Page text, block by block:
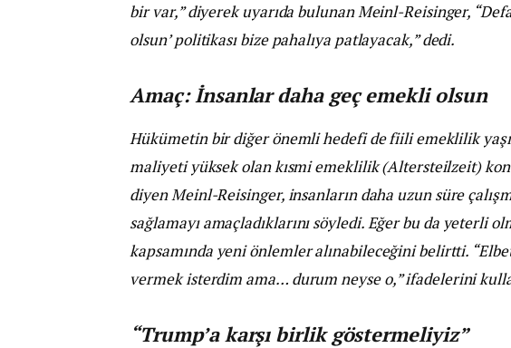
bir var,” diyerek uyarıda bulunan Meinl-Reisinger,
olsun’ politikası bize pahalıya patlayacak,” dedi.
Amaç: İnsanlar daha geç emekli olsun
Hükümetin bir diğer önemli hedefi de fiili emeklilik
maliyeti yüksek olan kısmi emeklilik (Altersteilzeit)
diyen Meinl-Reisinger, insanların daha uzun süre
sağlamayı amaçladıklarını söyledi. Eğer bu da yeterli
kapsamında yeni önlemler alınabileceğini belirtti.
vermek isterdim ama… durum neyse o,” ifadelerini
“Trump’a karşı birlik göstermeliyiz”